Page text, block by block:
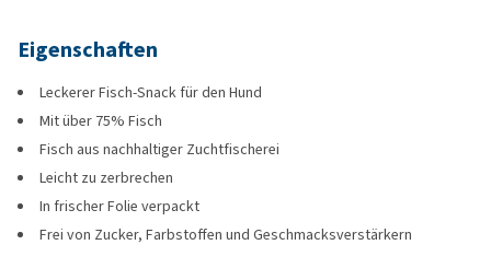
Eigenschaften
Leckerer Fisch-Snack für den Hund
Mit über 75% Fisch
Fisch aus nachhaltiger Zuchtfischerei
Leicht zu zerbrechen
In frischer Folie verpackt
Frei von Zucker, Farbstoffen und Geschmacksverstärkern